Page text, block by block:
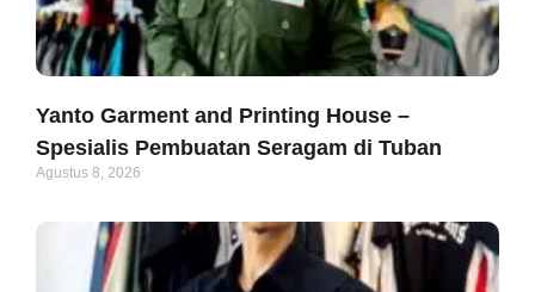
Yanto Garment and Printing House –
Spesialis Pembuatan Seragam di Tuban
Agustus 8, 2026